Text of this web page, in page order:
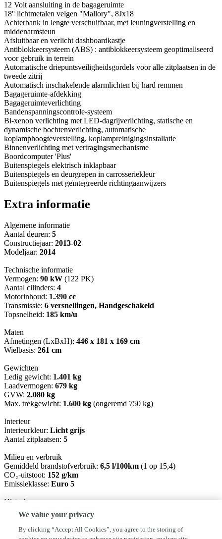
12 Volt aansluiting in de bagageruimte
18'' lichtmetalen velgen "Mallory", 8Jx18
Achterbank in lengte verschuifbaar, met leuningverstelling en
middenarmsteun
Afsluitbaar en verlicht dashboardkastje
Antiblokkeersysteem (ABS) : antiblokkeersysteem geoptimaliseerd
voor gebruik in terrein
Automatische driepuntsveiligheidsgordels voor alle zitplaatsen in de
tweede zitrij
Automatisch inschakelende alarmlichten bij hard remmen
Bagageruimte-afdekking
Bagageruimteverlichting
Bandenspanningscontrole-systeem
Bi-xenon verlichting met LED-dagrijverlichting, statische en
dynamische bochtenverlichting, automatische
koplamphoogteverstelling, koplampreinigingsinstallatie
Binnenverlichting met vertragingsmechanisme
Boordcomputer 'Plus'
Buitenspiegels elektrisch inklapbaar
Buitenspiegels en deurgrepen in carrosseriekleur
Buitenspiegels met geïntegreerde richtingaanwijzers
Extra informatie
Algemene informatie
Aantal deuren: 5
Constructiejaar: 2013-02
Modeljaar: 2014
Technische informatie
Vermogen: 90 kW (122 PK)
Aantal cilinders: 4
Motorinhoud: 1.390 cc
Transmissie: 6 versnellingen, Handgeschakeld
Topsnelheid: 185 km/u
Maten
Afmetingen (LxBxH): 446 x 181 x 169 cm
Wielbasis: 261 cm
Gewichten
Ledig gewicht: 1.401 kg
Laadvermogen: 679 kg
GVW: 2.080 kg
Max. trekgewicht: 1.600 kg (ongeremd 750 kg)
Interieur
Interieurkleur: Licht grijs
Aantal zitplaatsen: 5
Milieu en verbruik
Gemiddeld brandstofverbruik: 6,5 l/100km (1 op 15,4)
CO₂-uitstoot: 152 g/km
Emissieklasse: Euro 5
Historie
Onderhoudsboekjes:
Aanwezig (dealer onderhouden)
Financiële informatie
BTW/marge: BTW niet verrekenbaar voor ondernemers
We value your privacy
By clicking “Accept All Cookies”, you agree to the storing of